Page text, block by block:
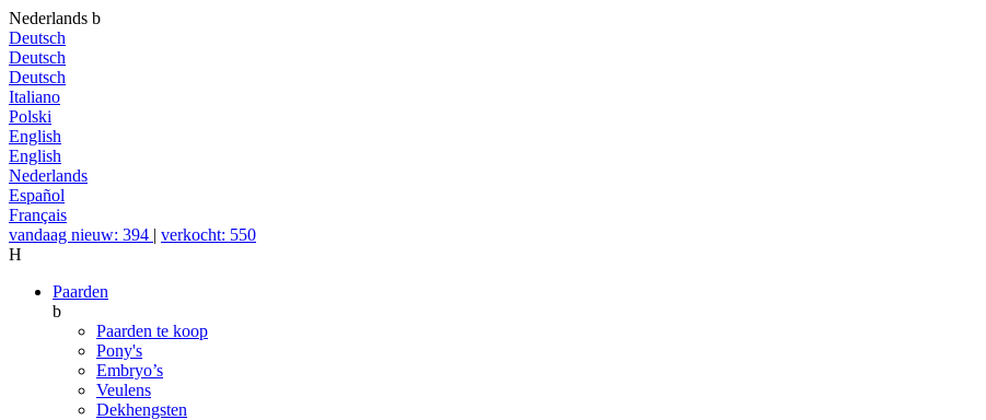
Nederlands b
Deutsch
Deutsch
Deutsch
Italiano
Polski
English
English
Nederlands
Español
Français
vandaag nieuw: 394 | verkocht: 550
H
Paarden
b
Paarden te koop
Pony's
Embryo’s
Veulens
Dekhengsten